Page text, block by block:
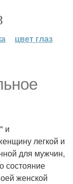
цвет глаз
и
легкой и
для мужчин,
состояние
женской